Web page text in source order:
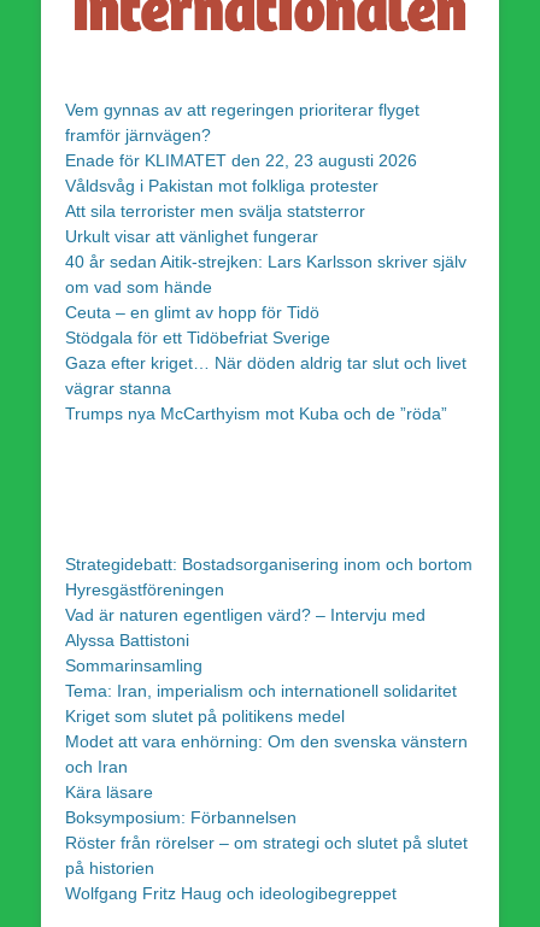
Vem gynnas av att regeringen prioriterar flyget
framför järnvägen?
Enade för KLIMATET den 22, 23 augusti 2026
Våldsvåg i Pakistan mot folkliga protester
Att sila terrorister men svälja statsterror
Urkult visar att vänlighet fungerar
40 år sedan Aitik-strejken: Lars Karlsson skriver själv
om vad som hände
Ceuta – en glimt av hopp för Tidö
Stödgala för ett Tidöbefriat Sverige
Gaza efter kriget… När döden aldrig tar slut och livet
vägrar stanna
Trumps nya McCarthyism mot Kuba och de ”röda”
Strategidebatt: Bostadsorganisering inom och bortom
Hyresgästföreningen
Vad är naturen egentligen värd? – Intervju med
Alyssa Battistoni
Sommarinsamling
Tema: Iran, imperialism och internationell solidaritet
Kriget som slutet på politikens medel
Modet att vara enhörning: Om den svenska vänstern
och Iran
Kära läsare
Boksymposium: Förbannelsen
Röster från rörelser – om strategi och slutet på slutet
på historien
Wolfgang Fritz Haug och ideologibegreppet